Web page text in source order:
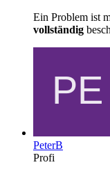
Ein Problem ist
vollständig
PeterB
Profi